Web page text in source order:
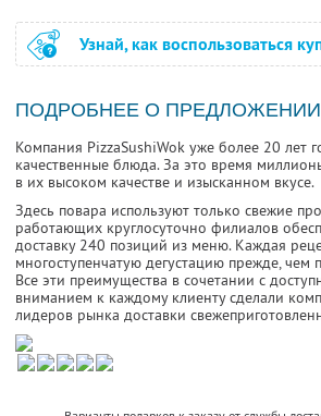
Узнай, как воспользоваться
ПОДРОБНЕЕ О ПРЕДЛОЖЕНИИ
Компания PizzaSushiWok уже более 20 лет
качественные блюда. За это время
в их высоком качестве и изысканном вкусе.
Здесь повара используют только свежие
работающих круглосуточно филиалов
доставку 240 позиций из меню. Каждая
многоступенчатую дегустацию прежде, чем
Все эти преимущества в сочетании с
вниманием к каждому клиенту сделали
лидеров рынка доставки